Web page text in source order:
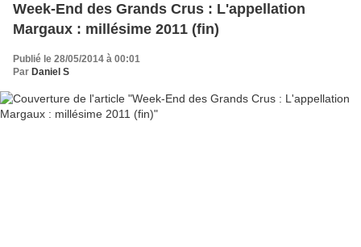
Week-End des Grands Crus : L'appellation
Margaux : millésime 2011 (fin)
Publié le 28/05/2014 à 00:01
Par Daniel S